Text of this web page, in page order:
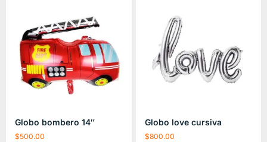
Globo bombero 14″
$500.00
Globo love cursiva
$800.00